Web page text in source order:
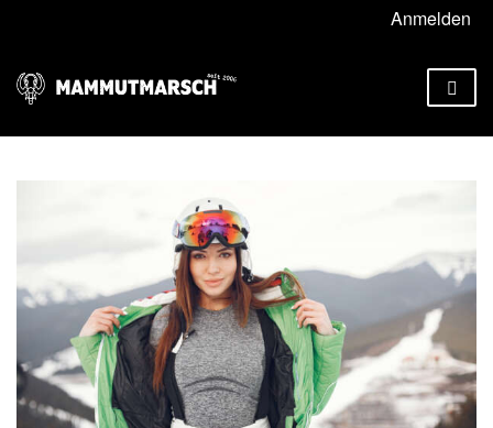
Anmelden